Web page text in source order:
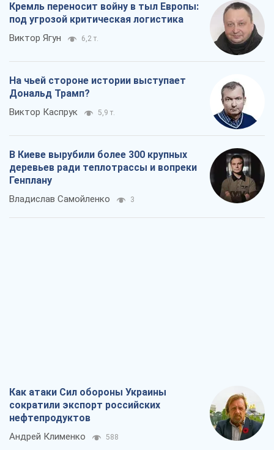
Кремль переносит войну в тыл Европы:
под угрозой критическая логистика
Виктор Ягун 6,2 т.
На чьей стороне истории выступает
Дональд Трамп?
Виктор Каспрук 5,9 т.
В Киеве вырубили более 300 крупных
деревьев ради теплотрассы и вопреки
Генплану
Владислав Самойленко 3
Как атаки Сил обороны Украины
сократили экспорт российских
нефтепродуктов
Андрей Клименко 588